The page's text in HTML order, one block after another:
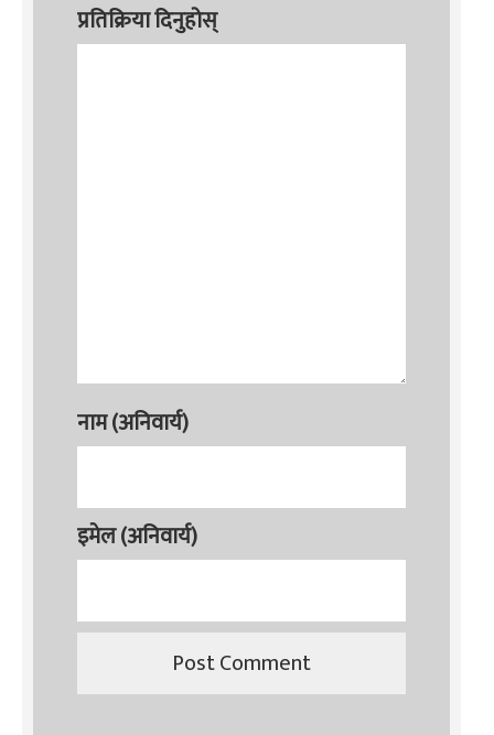
प्रतिक्रिया दिनुहोस्
नाम (अनिवार्य)
इमेल (अनिवार्य)